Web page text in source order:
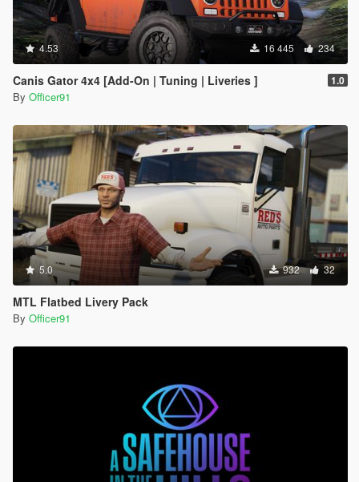
4.53 16 445 234
Canis Gator 4x4 [Add-On | Tuning | Liveries ] 1.0
By Officer91
5.0 932 32
MTL Flatbed Livery Pack
By Officer91